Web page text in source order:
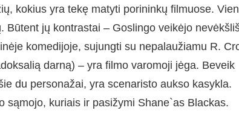
kokius yra tekę matyti porininkų filmuose.
Būtent jų kontrastai – Goslingo veikėjo
komedijoje, sujungti su nepalaužiamu R.
darną) – yra filmo varomoji jėga. Beveik
du personažai, yra scenaristo aukso kasykla.
sąmojo, kuriais ir pasižymi Shane`as Blackas.